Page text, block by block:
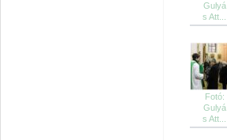
Gulyá
s Att...
Fotó:
Gulyá
s Att...